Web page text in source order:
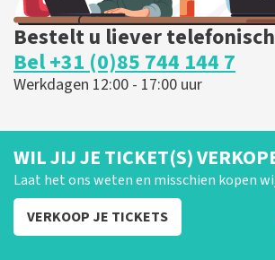
Bestelt u liever
Bel +31 (0)85 744 144 7
Werkdagen 12:00 - 17:00 uur
WIL JIJ JE TICKET(S)
Laat het ons weten en misschien kopen
VERKOOP JE TICKETS